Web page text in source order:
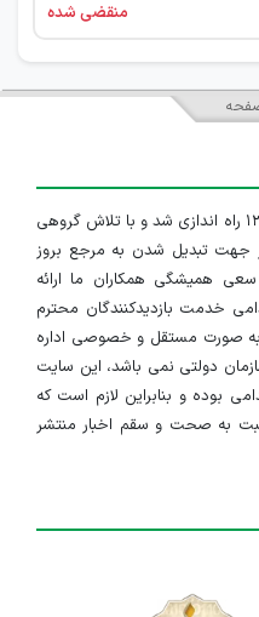
منقضی شده
سایت ایران استخدام در تاریخ ۱۳۹۱/۱/۱۰ راه اندازی شد و با تلاش گروهی
جهت تبدیل شدن به مرجع بروز
همیشگی همکاران ما ارائه
خدمت بازدیدکنندگان محترم
به صورت مستقل و خصوصی اداره
دولتی نمی باشد، این سایت
بوده و بنابراین لازم است که
به صحت و سقم اخبار منتشر